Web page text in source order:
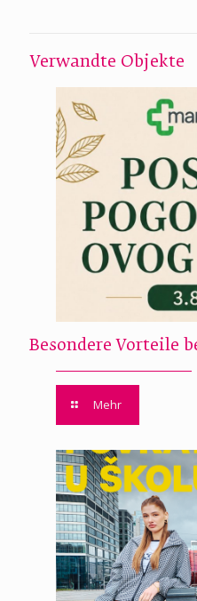
Verwandte Objekte
Besondere Vorteile
Mehr